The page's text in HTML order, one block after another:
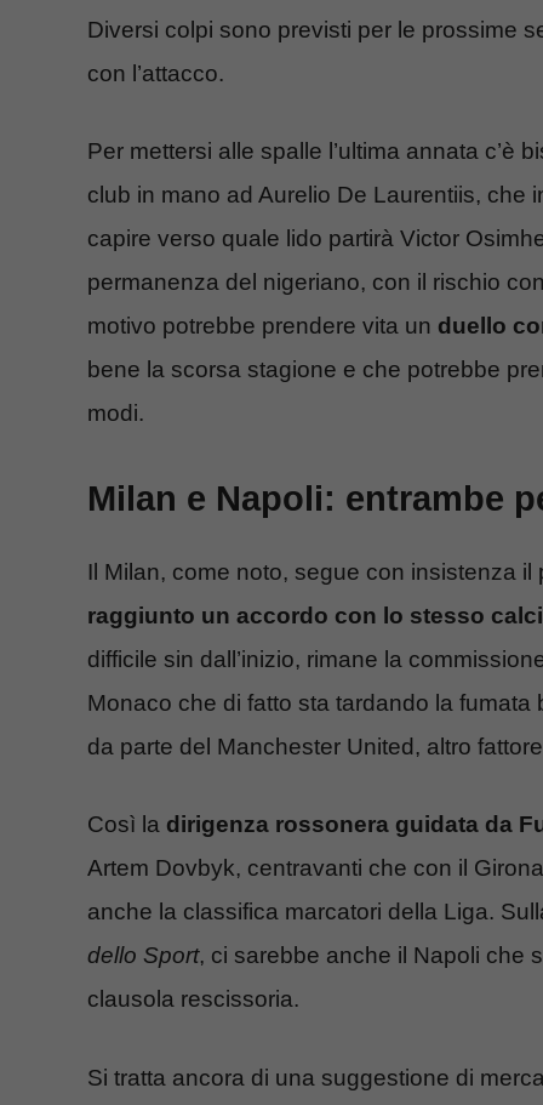
Diversi colpi sono previsti per le prossime
con l’attacco.
Per mettersi alle spalle l’ultima annata c’è
club in mano ad Aurelio De Laurentiis, che
capire verso quale lido partirà Victor
permanenza del nigeriano, con il rischio
motivo potrebbe prendere vita un duello
bene la scorsa stagione e che potrebbe
modi.
Milan e Napoli: entrambe
Il Milan, come noto, segue con insistenza
raggiunto un accordo con lo stesso
difficile sin dall’inizio, rimane la
Monaco che di fatto sta tardando la fumata
da parte del Manchester United, altro
Così la dirigenza rossonera guidata da
Artem Dovbyk, centravanti che con il
anche la classifica marcatori della Liga.
dello Sport, ci sarebbe anche il Napoli che
clausola rescissoria.
Si tratta ancora di una suggestione di